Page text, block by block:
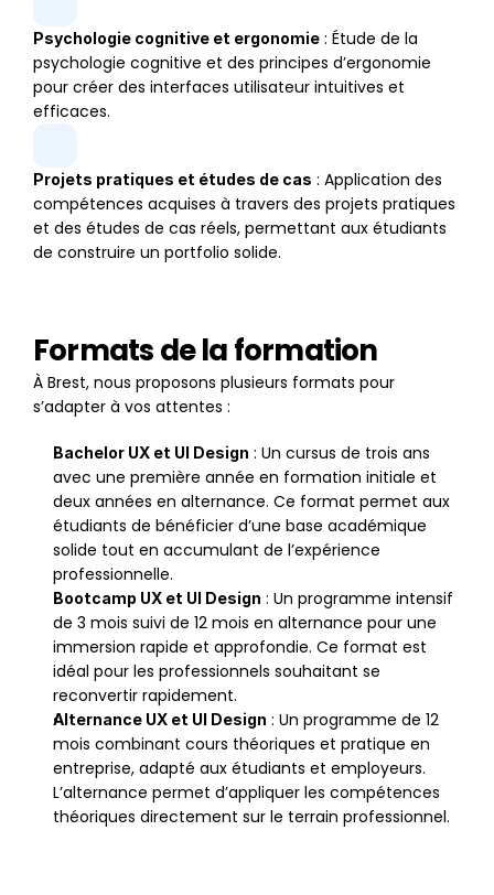
Psychologie cognitive et ergonomie : Étude de la
psychologie cognitive et des principes d’ergonomie
pour créer des interfaces utilisateur intuitives et
efficaces.
Projets pratiques et études de cas : Application des
compétences acquises à travers des projets pratiques
et des études de cas réels, permettant aux étudiants
de construire un portfolio solide.
Formats de la formation
À Brest, nous proposons plusieurs formats pour
s’adapter à vos attentes :
Bachelor UX et UI Design : Un cursus de trois ans
avec une première année en formation initiale et
deux années en alternance. Ce format permet aux
étudiants de bénéficier d’une base académique
solide tout en accumulant de l’expérience
professionnelle.
Bootcamp UX et UI Design : Un programme intensif
de 3 mois suivi de 12 mois en alternance pour une
immersion rapide et approfondie. Ce format est
idéal pour les professionnels souhaitant se
reconvertir rapidement.
Alternance UX et UI Design : Un programme de 12
mois combinant cours théoriques et pratique en
entreprise, adapté aux étudiants et employeurs.
L’alternance permet d’appliquer les compétences
théoriques directement sur le terrain professionnel.